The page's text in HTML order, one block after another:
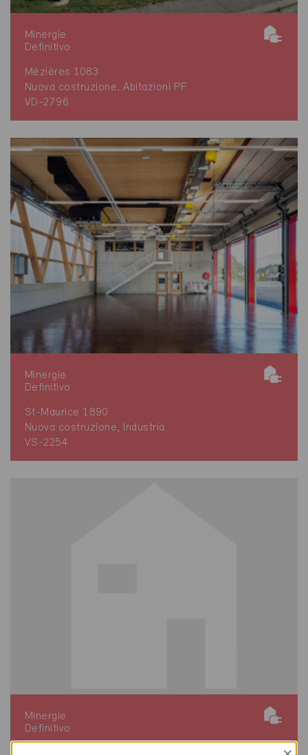
Minergie
Definitivo
Mézières 1083
Nuova costruzione, Abitazioni PF
VD-2796
Minergie
Definitivo
St-Maurice 1890
Nuova costruzione, Industria
VS-2254
Minergie
Definitivo